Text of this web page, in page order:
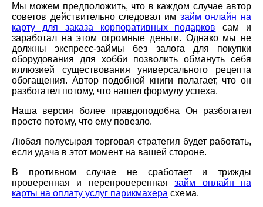
Мы можем предположить, что в каждом случае автор
советов действительно следовал им займ онлайн на
карту для заказа корпоративных подарков сам и
заработал на этом огромные деньги. Однако мы не
должны экспресс-займы без залога для покупки
оборудования для хобби позволить обмануть себя
иллюзией существования универсального рецепта
обогащения. Автор подобной книги полагает, что он
разбогател потому, что нашел формулу успеха.
Наша версия более правдоподобна Он разбогател
просто потому, что ему повезло.
Любая полусырая торговая стратегия будет работать,
если удача в этот момент на вашей стороне.
В противном случае не сработает и трижды
проверенная и перепровереннаязайм онлайн на
карты на оплату услуг парикмахера схема.